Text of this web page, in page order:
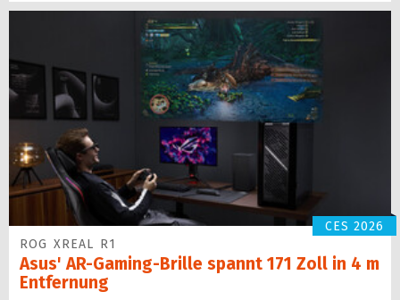
CES 2026
ROG XREAL R1
Asus' AR-Gaming-Brille spannt 171 Zoll in 4 m
Entfernung